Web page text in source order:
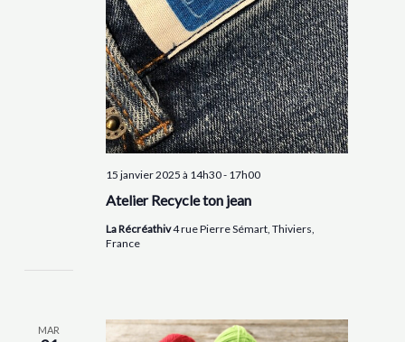
Atelier Recycle ton jean
15 janvier 2025 à 14h30- 17h00
La Récréathiv4 rue Pierre Sémart, Thiviers,
France
MAR